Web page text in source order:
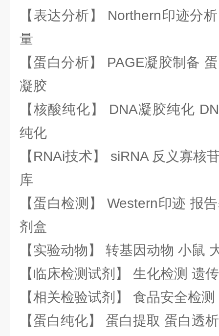
【表达分析】 Northern印迹分
量
【蛋白分析】 PAGE凝胶制备
凝胶
【核酸纯化】 DNA凝胶纯化
纯化
【RNAi技术】 siRNA 反义寡核
库
【蛋白检测】 Western印迹 报
剂盒
【实验动物】 转基因动物 小鼠
【临床检测试剂】 生化检测 遗
【相关检验试剂】 食品安全检
【蛋白纯化】 蛋白提取 蛋白透